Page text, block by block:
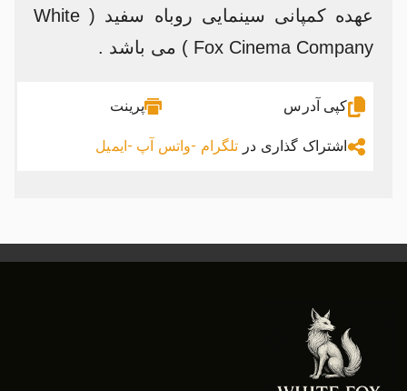
عهده کمپانی سینمایی روباه سفید ( White
Fox Cinema Company ) می باشد .
کپی آدرس پرینت
اشتراک گذاری در تلگرام -واتس آپ - ایمیل